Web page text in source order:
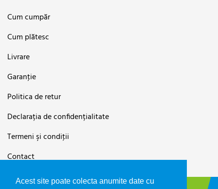
Acest site poate colecta anumite date cu
Cum cumpăr
Cum plătesc
Livrare
Garanţie
Politica de retur
Declarația de confidențialitate
Termeni şi condiţii
Contact